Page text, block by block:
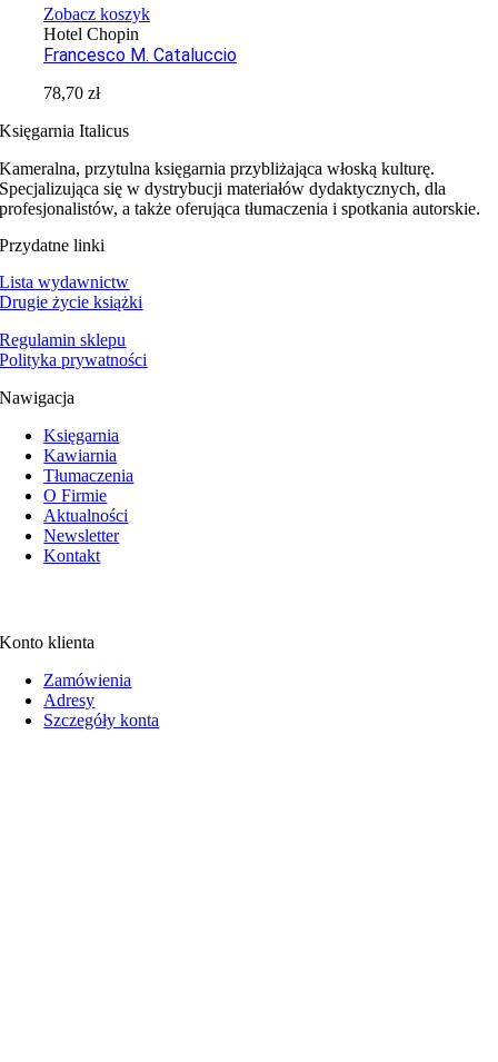
Zobacz koszyk
Hotel Chopin
Francesco M. Cataluccio
78,70zł
Księgarnia Italicus
Kameralna, przytulna księgarnia przybliżająca włoską kulturę.
Specjalizująca się w dystrybucji materiałów dydaktycznych, dla
profesjonalistów, a także oferująca tłumaczenia i spotkania autorskie.
Przydatne linki
Lista wydawnictw
Drugie życie książki
Regulamin sklepu
Polityka prywatności
Nawigacja
Księgarnia
Kawiarnia
Tłumaczenia
O Firmie
Aktualności
Newsletter
Kontakt
Konto klienta
Zamówienia
Adresy
Szczegóły konta